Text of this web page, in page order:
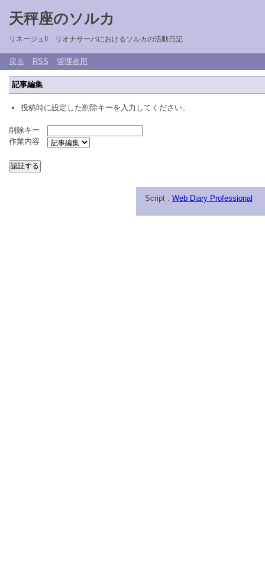
天秤座のソルカ
リネージュII リオナサーバにおけるソルカの活動日記
戻る RSS 管理者用
記事編集
投稿時に設定した削除キーを入力してください。
削除キー
作業内容
Script : Web Diary Professional